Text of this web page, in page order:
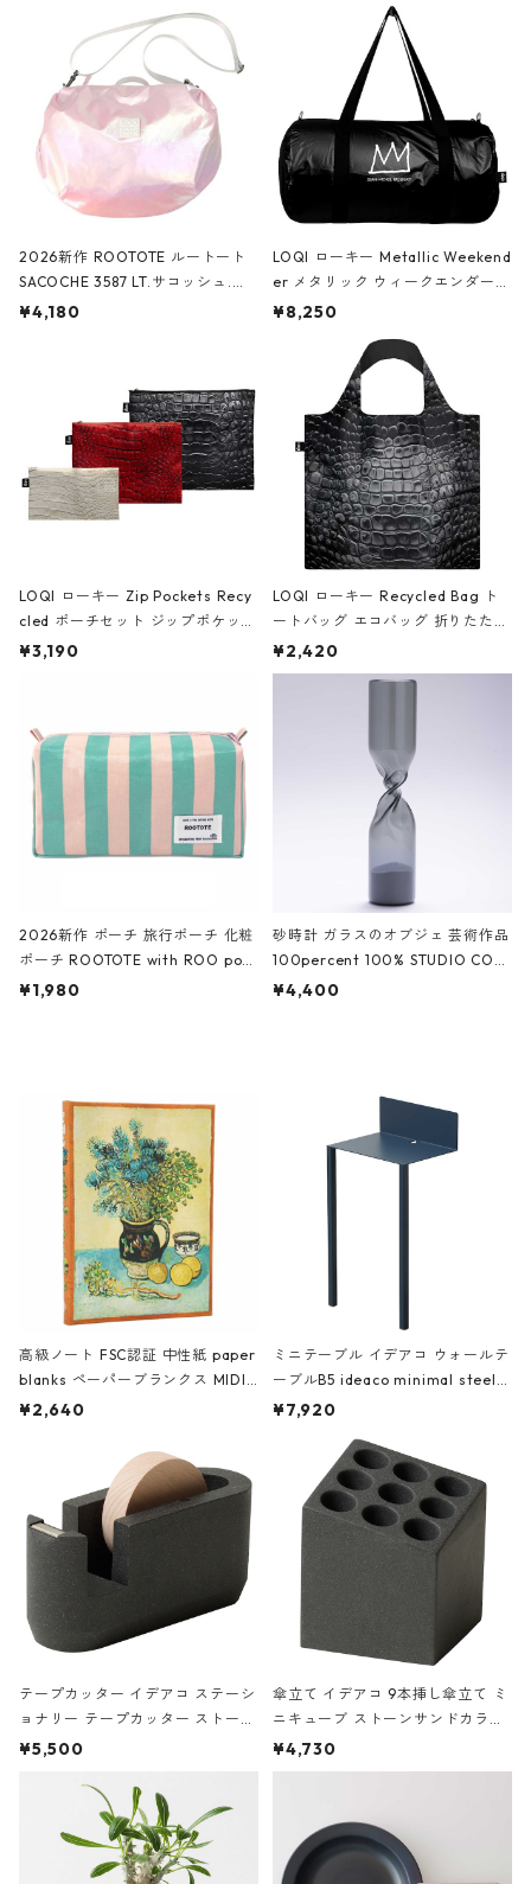
2026新作 ROOTOTE ルートート
SACOCHE 3587 LT.サコッシュ.ル
ミエ-B ショルダーバッグ グロスピ
¥4,180
LOQI ローキー Metallic Weekend
er メタリック ウィークエンダー
ボストンバッグ ショルダーバッグ
Black ジャン=ミッシェル・バスキ
ア/クラウン ブラック
¥8,250
LOQI ローキー Zip Pockets Recy
cled ポーチセット ジップポケット
ファスナーポーチ 撥水加工 トラベ
ーガンディー、オフホワイト
¥3,190
LOQI ローキー Recycled Bag ト
ートバッグ エコバッグ 折りたたみ
大きめ 撥水加工 収納ポーチ CRO
CODILE/Black クロコダイル/ブラ
¥2,420
2026新作 ポーチ 旅行ポーチ 化粧
ポーチ ROOTOTE with ROO pou
ch 3532 ルートート WR.ポーチ.ラ
¥1,980
砂時計 ガラスのオブジェ 芸術作品
100percent 100% STUDIO COH
AKU Timeless 100パーセント ス
¥4,400
高級ノート FSC認証 中性紙 paper
blanks ペーパーブランクス MIDI
ハードカバー 罫線 ヴァン・ゴッホ
¥2,640
ミニテーブル イデアコ ウォールテ
ーブルB5 ideaco minimal steel f
urniture WALL Table B5 ネイビー
¥7,920
テープカッター イデアコ ステーシ
ョナリー テープカッター ストーン
サンドカラー 石調 ideaco Station
¥5,500
傘立て イデアコ 9本挿し傘立て ミ
ニキューブ ストーンサンドカラー
石調 ideaco Umbrella Stand CUB
E ストーンサンドブラック
¥4,730